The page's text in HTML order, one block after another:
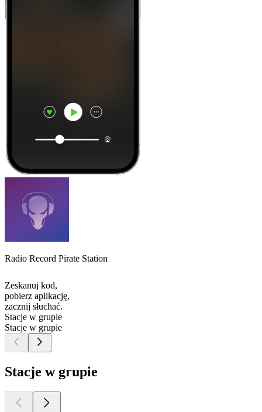
Radio Record Pirate Station
Zeskanuj kod,
pobierz aplikację,
zacznij słuchać.
Stacje w grupie
Stacje w grupie
Stacje w grupie